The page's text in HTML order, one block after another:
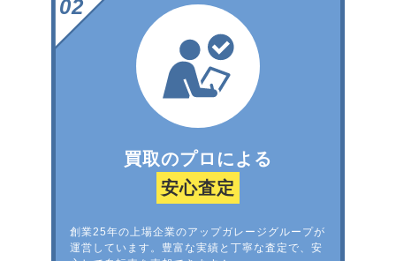
買取のプロによる
安心査定
創業25年の上場企業のアップガレージグループが
運営しています。豊富な実績と丁寧な査定で、安